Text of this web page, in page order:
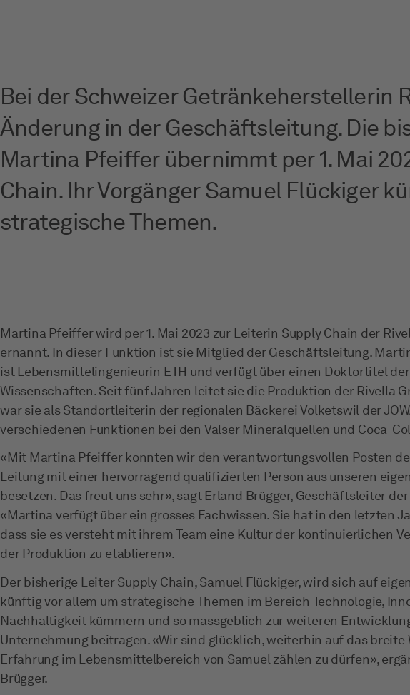
Bei der Schweizer Getränkeherstellerin
Änderung in der Geschäftsleitung. Die
Martina Pfeiffer übernimmt per 1. Mai
Chain. Ihr Vorgänger Samuel Flückiger
strategische Themen.
Martina Pfeiffer wird per 1. Mai 2023 zur Leiterin Supply Chain der
ernannt. In dieser Funktion ist sie Mitglied der Geschäftsleitung.
ist Lebensmittelingenieurin ETH und verfügt über einen Doktortitel der
Wissenschaften. Seit fünf Jahren leitet sie die Produktion der Rivella
war sie als Standortleiterin der regionalen Bäckerei Volketswil der
verschiedenen Funktionen bei den Valser Mineralquellen und Coca-
«Mit Martina Pfeiffer konnten wir den verantwortungsvollen Posten
Leitung mit einer hervorragend qualifizierten Person aus unseren
besetzen. Das freut uns sehr», sagt Erland Brügger, Geschäftsleiter
«Martina verfügt über ein grosses Fachwissen. Sie hat in den letzten
dass sie es versteht mit ihrem Team eine Kultur der kontinuierlichen
der Produktion zu etablieren».
Der bisherige Leiter Supply Chain, Samuel Flückiger, wird sich auf
künftig vor allem um strategische Themen im Bereich Technologie,
Nachhaltigkeit kümmern und so massgeblich zur weiteren
Unternehmung beitragen. «Wir sind glücklich, weiterhin auf das breite
Erfahrung im Lebensmittelbereich von Samuel zählen zu dürfen»,
Brügger.